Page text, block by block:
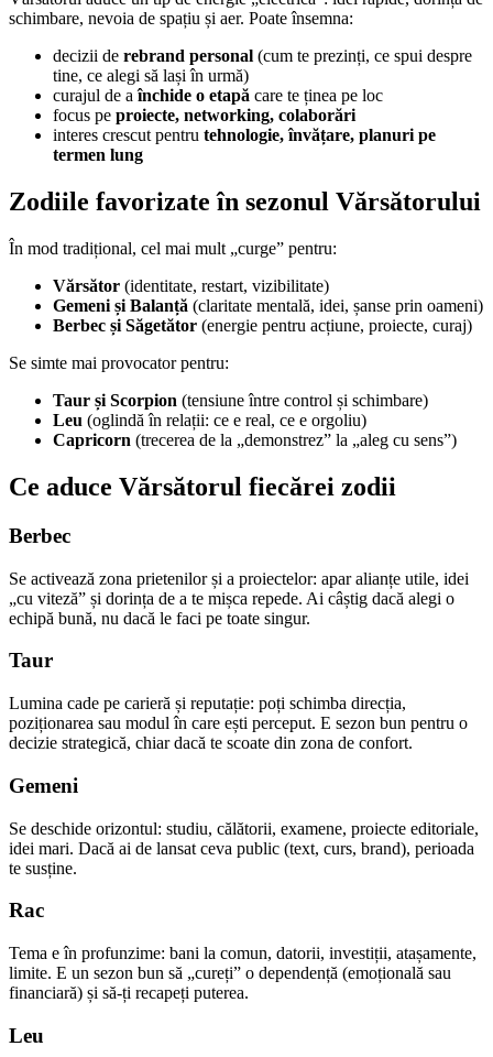
schimbare, nevoia de spațiu și aer. Poate însemna:
decizii de rebrand personal (cum te prezinți, ce spui despre
tine, ce alegi să lași în urmă)
curajul de aînchide o etapă care te ținea pe loc
focus pe proiecte, networking, colaborări
interes crescut pentru tehnologie, învățare, planuri pe
termen lung
Zodiile favorizate în sezonul Vărsătorului
În mod tradițional, cel mai mult „curge” pentru:
Vărsător (identitate, restart, vizibilitate)
Gemeni și Balanță (claritate mentală, idei, șanse prin oameni)
Berbec și Săgetător (energie pentru acțiune, proiecte, curaj)
Se simte mai provocator pentru:
Taur și Scorpion (tensiune între control și schimbare)
Leu (oglindă în relații: ce e real, ce e orgoliu)
Capricorn (trecerea de la „demonstrez” la „aleg cu sens”)
Ce aduce Vărsătorul fiecărei zodii
Berbec
Se activează zona prietenilor și a proiectelor: apar alianțe utile, idei
„cu viteză” și dorința de a te mișca repede. Ai câștig dacă alegi o
echipă bună, nu dacă le faci pe toate singur.
Taur
Lumina cade pe carieră și reputație: poți schimba direcția,
poziționarea sau modul în care ești perceput. E sezon bun pentru o
decizie strategică, chiar dacă te scoate din zona de confort.
Gemeni
Se deschide orizontul: studiu, călătorii, examene, proiecte editoriale,
idei mari. Dacă ai de lansat ceva public (text, curs, brand), perioada
te susține.
Rac
Tema e în profunzime: bani la comun, datorii, investiții, atașamente,
limite. E un sezon bun să „cureți” o dependență (emoțională sau
financiară) și să-ți recapeți puterea.
Leu